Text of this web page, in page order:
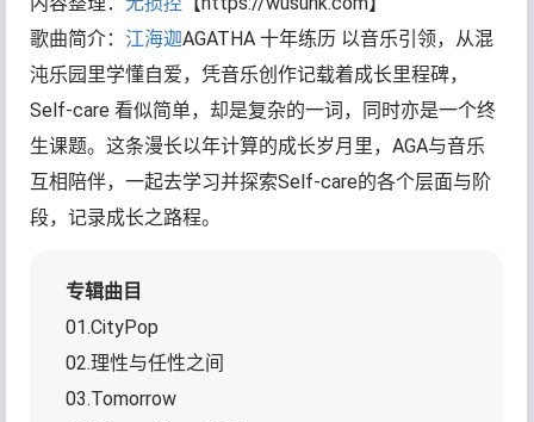
歌曲简介： 江海迦AGATHA 十年练历 以音乐引领，从混
沌乐园里学懂自爱，凭音乐创作记载着成长里程碑，
Self-care 看似简单，却是复杂的一词，同时亦是一个终
生课题。这条漫长以年计算的成长岁月里，AGA与音乐
互相陪伴，一起去学习并探索Self-care的各个层面与阶
段，记录成长之路程。
专辑曲目
01.CityPop
02.理性与任性之间
03.Tomorrow